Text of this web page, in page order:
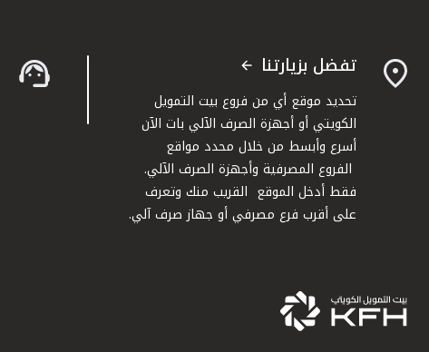
تفضل بزيارتنا
تحديد موقع أي من فروع بيت التمويل
الكويتي أو أجهزة الصرف الآلي بات الآن
أسرع وأبسط من خلال محدد مواقع
الفروع المصرفية وأجهزة الصرف الآلي.
فقط أدخل الموقع القريب منك وتعرف
على أقرب فرع مصرفي أو جهاز صرف آلي.